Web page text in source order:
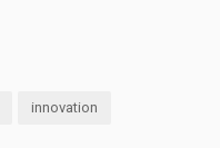
innovation